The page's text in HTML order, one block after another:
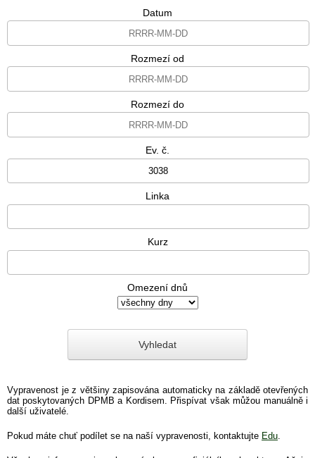
Datum
Rozmezí od
Rozmezí do
Ev. č.
Linka
Kurz
Omezení dnů
Vypravenost je z většiny zapisována automaticky na základě otevřených
dat poskytovaných DPMB a Kordisem. Přispívat však můžou manuálně i
další uživatelé.
Pokud máte chuť podílet se na naší vypravenosti, kontaktujte Edu